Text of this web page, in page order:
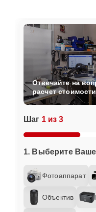
Шаг 1 из 3
1. Выберите
Фотоаппарат
Объектив
Отвечайте на
расчет